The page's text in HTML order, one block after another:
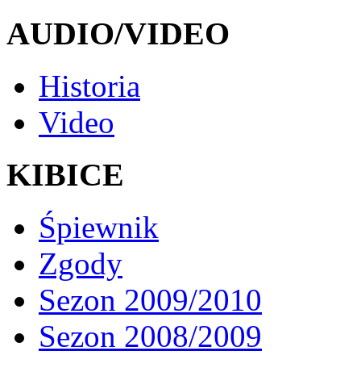
AUDIO/VIDEO
Historia
Video
KIBICE
Śpiewnik
Zgody
Sezon 2009/2010
Sezon 2008/2009